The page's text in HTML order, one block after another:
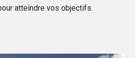
atteindre vos objectifs.